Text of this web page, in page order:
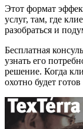
Этот формат
услуг, там, где
разобраться и
Бесплатная
узнать его
решение. Когда
охотно будет